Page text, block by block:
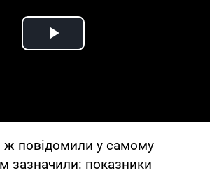
Play Video
ж повідомили у самому
зазначили: показники